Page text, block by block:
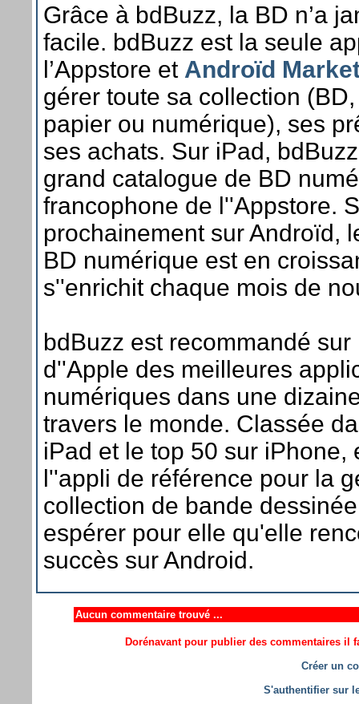
Grâce à bdBuzz, la BD n’a
facile. bdBuzz est la seule
l’Appstore et Androïd
gérer toute sa collection
papier ou numérique), ses
ses achats. Sur iPad,
grand catalogue de BD
francophone de l''Appstore.
prochainement sur Androïd,
BD numérique est en
s''enrichit chaque mois de
bdBuzz est recommandé
d''Apple des meilleures
numériques dans une
travers le monde. Classée
iPad et le top 50 sur iPhone,
l''appli de référence pour la
collection de bande
espérer pour elle qu'elle
succès sur Android.
Aucun commentaire trouvé ...
Dorénavant pour publier des commentaires il
Créer un
S'authentifier sur